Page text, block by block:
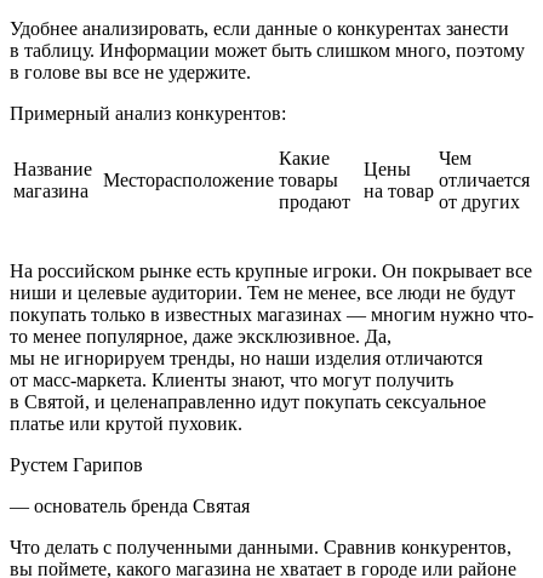
Удобнее анализировать, если данные о конкурентах занести
в таблицу. Информации может быть слишком много, поэтому
в голове вы все не удержите.
Примерный анализ конкурентов:
Название
магазина
Месторасположение
Какие
товары
продают
Цены
на товар
Чем
отличается
от других
На российском рынке есть крупные игроки. Он покрывает все
ниши и целевые аудитории. Тем не менее, все люди не будут
покупать только в известных магазинах — многим нужно что-
то менее популярное, даже эксклюзивное. Да,
мы не игнорируем тренды, но наши изделия отличаются
от масс-маркета. Клиенты знают, что могут получить
в Святой, и целенаправленно идут покупать сексуальное
платье или крутой пуховик.
Рустем Гарипов
— основатель бренда Святая
Что делать с полученными данными. Сравнив конкурентов,
вы поймете, какого магазина не хватает в городе или районе